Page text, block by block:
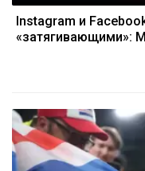
Instagram и
«затягивающими»: